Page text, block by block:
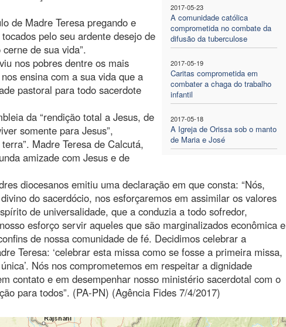
2017-05-23
A comunidade católica
comprometida no combate da
difusão da tuberculose
2017-05-19
Caritas comprometida em
combater a chaga do trabalho
infantil
2017-05-18
A Igreja de Orissa sob o manto
de Maria e José
de Madre Teresa pregando e
pelo seu ardente desejo de
de sua vida”.
nos pobres dentre os mais
ensina com a sua vida que a
pastoral para todo sacerdote
da “rendição total a Jesus, de
somente para Jesus”,
Madre Teresa de Calcutá,
amizade com Jesus e de
diocesanos emitiu uma declaração em que consta: “Nós,
do sacerdócio, nos esforçaremos em assimilar os valores
de universalidade, que a conduzia a todo sofredor,
esforço servir aqueles que são marginalizados econômica e
de nossa comunidade de fé. Decidimos celebrar a
Teresa: ‘celebrar esta missa como se fosse a primeira missa,
Nós nos comprometemos em respeitar a dignidade
contato e em desempenhar nosso ministério sacerdotal com o
para todos”. (PA-PN) (Agência Fides 7/4/2017)